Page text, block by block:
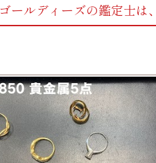
ゴールディーズの鑑定士は